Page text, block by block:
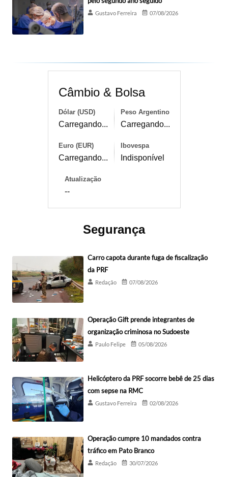
Gustavo Ferreira 07/08/2026
Câmbio & Bolsa
Dólar (USD)
Carregando...
Peso Argentino
Carregando...
Euro (EUR)
Carregando...
Ibovespa
Indisponível
Atualização
--
Segurança
Carro capota durante fuga de fiscalização
da PRF
Redação 07/08/2026
Operação Gift prende integrantes de
organização criminosa no Sudoeste
Paulo Felipe 05/08/2026
Helicóptero da PRF socorre bebê de 25 dias
com sepse na RMC
Gustavo Ferreira 02/08/2026
Operação cumpre 10 mandados contra
tráfico em Pato Branco
Redação 30/07/2026